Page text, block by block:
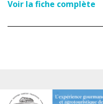
Voir la fiche complète